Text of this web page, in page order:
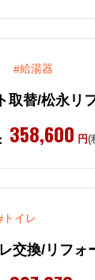
給湯器
取替/松永リ
358,600 円(
トイレ
交換/リフォ